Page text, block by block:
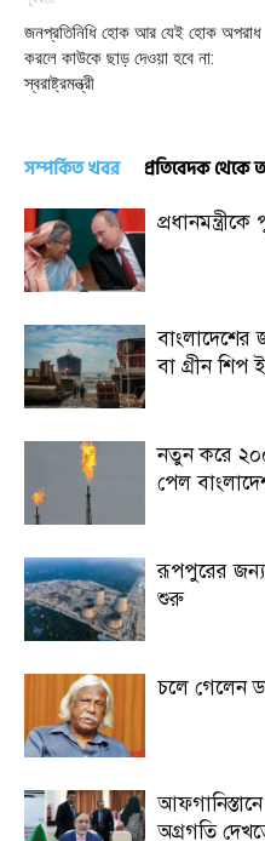
জনপ্রতিনিধি হোক আর যেই হোক অপরাধ
করলে কাউকে ছাড় দেওয়া হবে না:
স্বরাষ্ট্রমন্ত্রী
সম্পর্কিত খবর প্রতিবেদক
বাংলাদেশের
বা গ্রীন শিপ
নতুন করে
পেল
রূপপুরের জন্য
শুরু
চলে গেলেন
অগ্রগতি